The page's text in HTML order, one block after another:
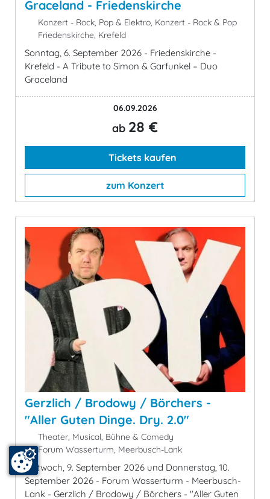
Graceland - Friedenskirche
Konzert - Rock, Pop & Elektro, Konzert - Rock & Pop
Friedenskirche, Krefeld
Sonntag, 6. September 2026 - Friedenskirche -
Krefeld - A Tribute to Simon & Garfunkel – Duo
Graceland
06.09.2026
ab 28 €
Tickets kaufen
zum Konzert
Gerzlich / Brodowy / Börchers -
"Aller Guten Dinge. Dry. 2.0"
Theater, Musical, Bühne & Comedy
Forum Wasserturm, Meerbusch-Lank
Mittwoch, 9. September 2026 und Donnerstag, 10.
September 2026 - Forum Wasserturm - Meerbusch-
Lank - Gerzlich / Brodowy / Börchers - "Aller Guten